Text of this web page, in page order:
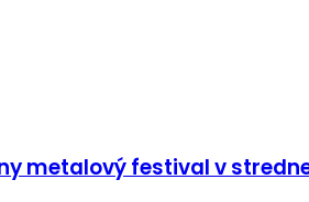
metalový festival v